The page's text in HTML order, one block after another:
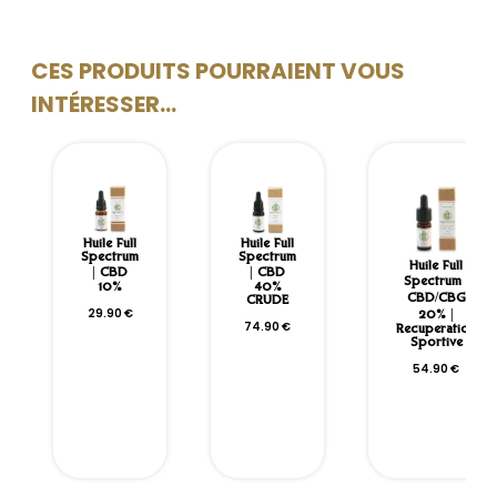
CES PRODUITS POURRAIENT VOUS
INTÉRESSER...
Huile Full
Spectrum
| CBD
10%
29.90 €
Huile Full
Spectrum
| CBD
40%
CRUDE
74.90 €
Huile Full
Spectrum |
CBD/CBG
20% |
Récupération
Sportive
54.90 €